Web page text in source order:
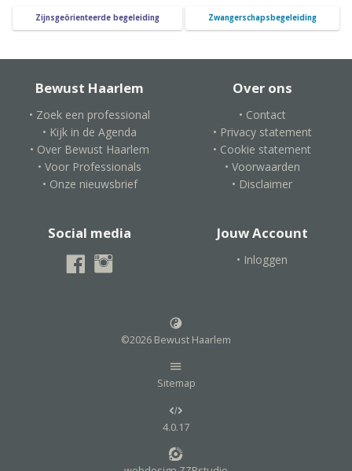
Zijnsgeörienteerde begeleiding Zwangerschapsbegeleiding
Bewust Haarlem
• Zoek een professional
• Kijk in de Agenda
• Over Bewust Haarlem
• Voor Professionals
• Onze nieuwsbrief
Over ons
• Contact
• Privacy statement
• Cookie statement
• Voorwaarden
• Disclaimer
Social media Jouw Account
• Inloggen
©2026 Bewust Haarlem
Sitemap
4.0.17